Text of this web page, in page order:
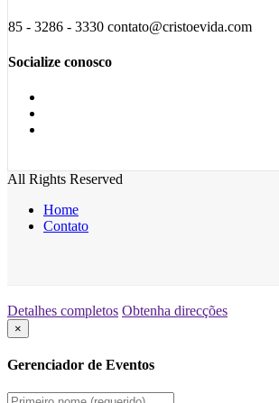
85 - 3286 - 3330 contato@cristoevida.com
Socialize conosco
All Rights Reserved
Home
Contato
Detalhes completos Obtenha direcções
×
Gerenciador de Eventos